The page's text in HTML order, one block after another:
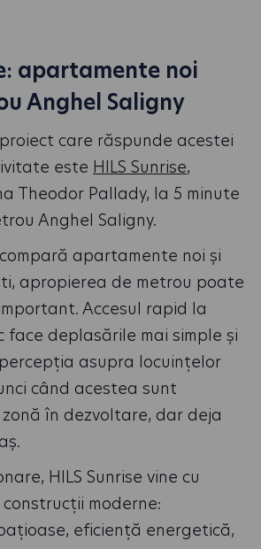
apartamente noi
Anghel Saligny
care răspunde acestei
este HILS Sunrise,
Theodor Pallady, la 5 minute
Anghel Saligny.
apartamente noi și
apropierea de metrou poate
Accesul rapid la
deplasările mai simple și
asupra locuințelor
când acestea sunt
în dezvoltare, dar deja
HILS Sunrise vine cu
moderne:
eficiență energetică,